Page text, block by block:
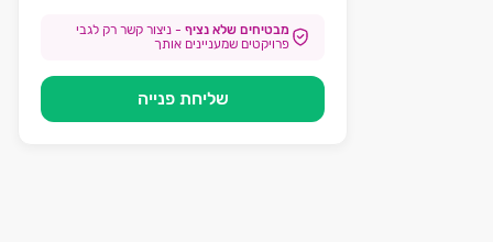
מבטיחים שלא נציף - ניצור קשר רק לגבי
פרויקטים שמעניינים אותך
שליחת פנייה